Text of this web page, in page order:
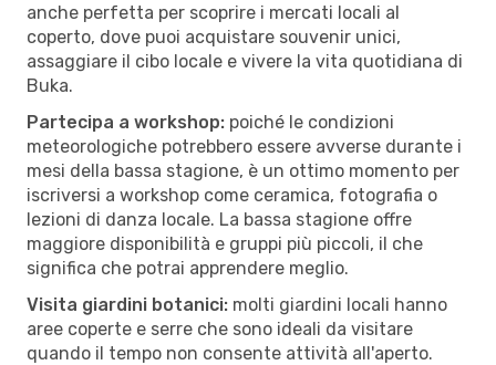
anche perfetta per scoprire i mercati locali al
coperto, dove puoi acquistare souvenir unici,
assaggiare il cibo locale e vivere la vita quotidiana di
Buka.
Partecipa a workshop: poiché le condizioni
meteorologiche potrebbero essere avverse durante i
mesi della bassa stagione, è un ottimo momento per
iscriversi a workshop come ceramica, fotografia o
lezioni di danza locale. La bassa stagione offre
maggiore disponibilità e gruppi più piccoli, il che
significa che potrai apprendere meglio.
Visita giardini botanici: molti giardini locali hanno
aree coperte e serre che sono ideali da visitare
quando il tempo non consente attività all'aperto.